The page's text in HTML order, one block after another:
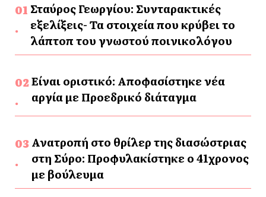
Σταύρος Γεωργίου: Συνταρακτικές
εξελίξεις- Τα στοιχεία που κρύβει το
λάπτοπ του γνωστού ποινικολόγου
Είναι οριστικό: Αποφασίστηκε νέα
αργία με Προεδρικό διάταγμα
Ανατροπή στο θρίλερ της διασώστριας
στη Σύρο: Προφυλακίστηκε ο 41χρονος
με βούλευμα